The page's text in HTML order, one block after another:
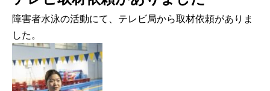
障害者水泳の活動にて、テレビ局から取材依頼がありま
した。